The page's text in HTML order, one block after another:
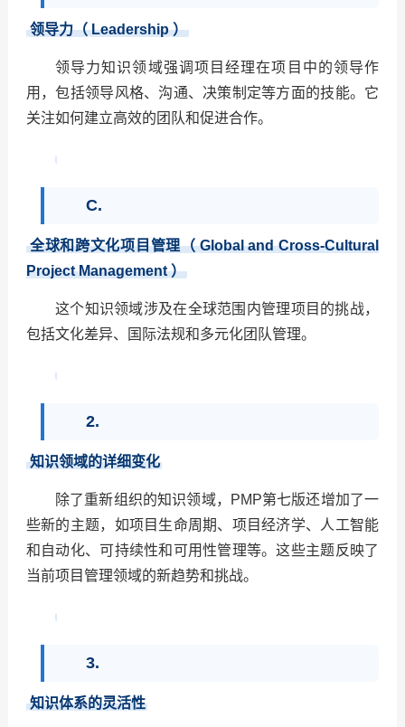
领导力（ Leadership ）
领导力知识领域强调项目经理在项目中的领导作
用，包括领导风格、沟通、决策制定等方面的技能。它
关注如何建立高效的团队和促进合作。
C.
全球和跨文化项目管理（ Global and Cross-Cultural
Project Management ）
这个知识领域涉及在全球范围内管理项目的挑战，
包括文化差异、国际法规和多元化团队管理。
2.
知识领域的详细变化
除了重新组织的知识领域，PMP第七版还增加了一
些新的主题，如项目生命周期、项目经济学、人工智能
和自动化、可持续性和可用性管理等。这些主题反映了
当前项目管理领域的新趋势和挑战。
3.
知识体系的灵活性